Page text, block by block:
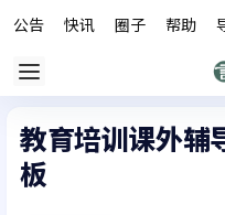
公告 快讯 圈子 帮助
教育培训课外辅
板